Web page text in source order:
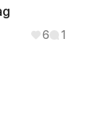
6 1